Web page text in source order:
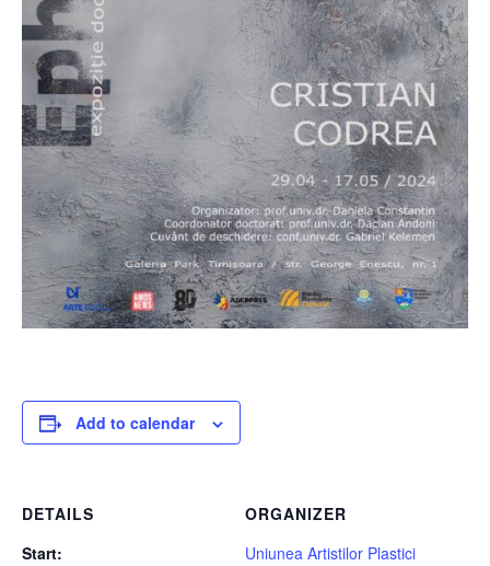
Add to calendar
DETAILS
Start:
ORGANIZER
Uniunea Artistilor Plastici